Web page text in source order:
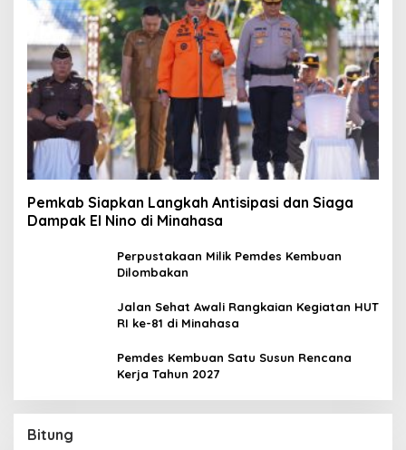
Pemkab Siapkan Langkah Antisipasi dan Siaga
Dampak El Nino di Minahasa
Perpustakaan Milik Pemdes Kembuan
Dilombakan
Jalan Sehat Awali Rangkaian Kegiatan HUT
RI ke-81 di Minahasa
Pemdes Kembuan Satu Susun Rencana
Kerja Tahun 2027
Bitung